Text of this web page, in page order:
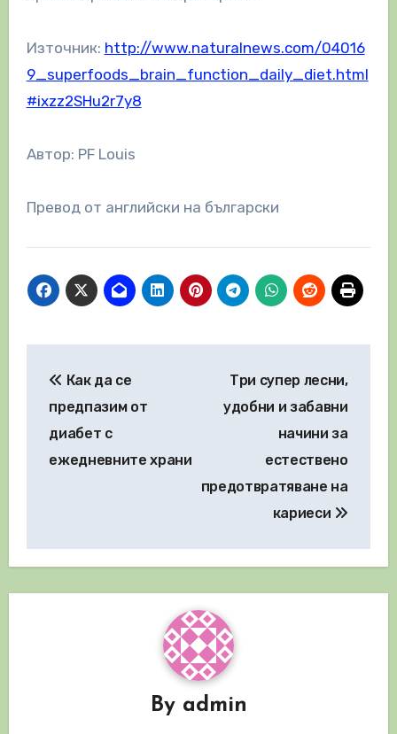
Източник: http://www.naturalnews.com/04016
9_superfoods_brain_function_daily_diet.html
#ixzz2SHu2r7y8
Автор: PF Louis
Превод от английски на български
Как да се
предпазим от
диабет с
ежедневните храни
Три супер лесни,
удобни и забавни
начини за
естествено
предотвратяване на
кариеси
By admin